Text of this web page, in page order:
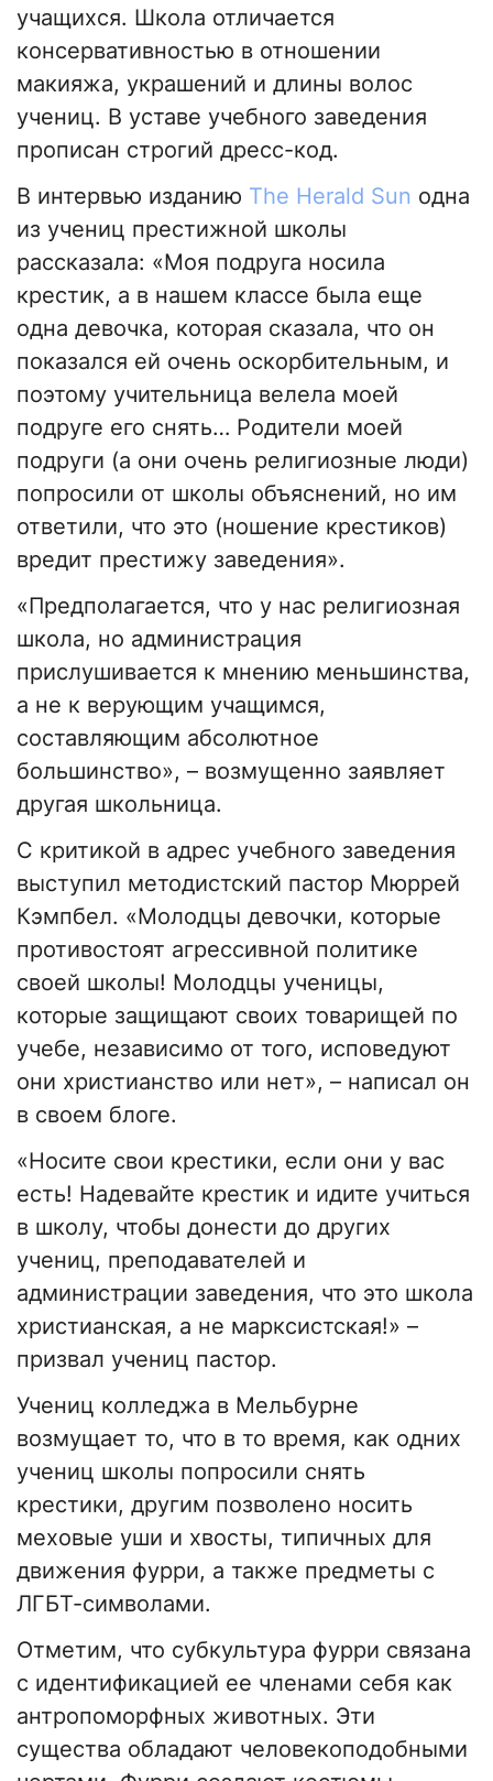
учащихся. Школа отличается
консервативностью в отношении
макияжа, украшений и длины волос
учениц. В уставе учебного заведения
прописан строгий дресс-код.
В интервью изданию The Herald Sun одна
из учениц престижной школы
рассказала: «Моя подруга носила
крестик, а в нашем классе была еще
одна девочка, которая сказала, что он
показался ей очень оскорбительным, и
поэтому учительница велела моей
подруге его снять… Родители моей
подруги (а они очень религиозные люди)
попросили от школы объяснений, но им
ответили, что это (ношение крестиков)
вредит престижу заведения».
«Предполагается, что у нас религиозная
школа, но администрация
прислушивается к мнению меньшинства,
а не к верующим учащимся,
составляющим абсолютное
большинство», – возмущенно заявляет
другая школьница.
С критикой в адрес учебного заведения
выступил методистский пастор Мюррей
Кэмпбел. «Молодцы девочки, которые
противостоят агрессивной политике
своей школы! Молодцы ученицы,
которые защищают своих товарищей по
учебе, независимо от того, исповедуют
они христианство или нет», – написал он
в своем блоге.
«Носите свои крестики, если они у вас
есть! Надевайте крестик и идите учиться
в школу, чтобы донести до других
учениц, преподавателей и
администрации заведения, что это школа
христианская, а не марксистская!» –
призвал учениц пастор.
Учениц колледжа в Мельбурне
возмущает то, что в то время, как одних
учениц школы попросили снять
крестики, другим позволено носить
меховые уши и хвосты, типичных для
движения фурри, а также предметы с
ЛГБТ-символами.
Отметим, что субкультура фурри связана
с идентификацией ее членами себя как
антропоморфных животных. Эти
существа обладают человекоподобными